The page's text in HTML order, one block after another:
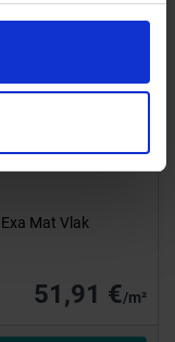
Mat Vlak
51,91 €/m²